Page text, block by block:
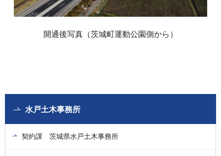
開通後写真（茨城町運動公園側から）
水戸土木事務所
契約課 茨城県水戸土木事務所